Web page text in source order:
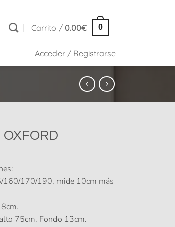
Carrito / 0.00€ 0
Acceder / Registrarse
170/190, mide 10cm más
75cm. Fondo 13cm.